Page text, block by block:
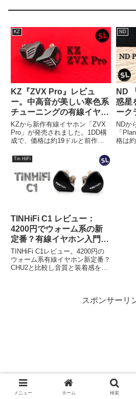
KZ
KZ『ZVX Pro』レビュ
ー。中高音が美しい寒色系
チューニングの有線イヤホ
ン。
KZから新作有線イヤホン「ZVX
Pro」が発売されました。1DD構
成で、価格は約19ドルと前作と
実際に使用し、「ZVX」や同価格
帯のイヤホンと比較しながら詳し
くレビューしていきます。
ND
ND
惑星
ーク
なサ
NDか
「
格は
Tin HiFi
TINHiFi C1 レビュー：
4200円でウォーム系の新
定番？有線イヤホン入門に
最適
TINHiFi C1レビュー。4200円の
ウォーム系有線イヤホン新定番？
CHU2と比較し音質と装着感を評
スポンサーリ
メニュー ホーム 検索